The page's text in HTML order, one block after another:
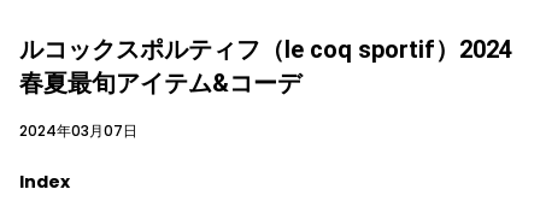
ルコックスポルティフ（le coq sportif）2024
春夏最旬アイテム&コーデ
2024年03月07日
Index